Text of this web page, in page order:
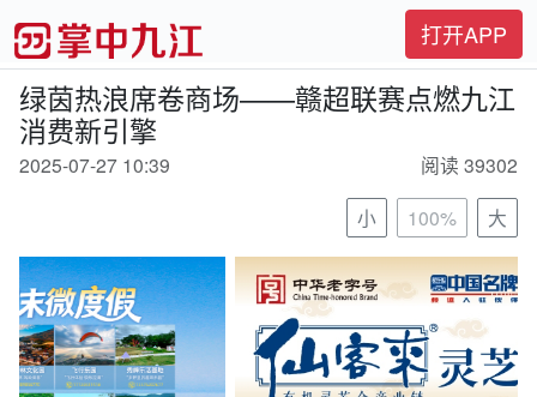
打开APP
绿茵热浪席卷商场——赣超联赛点燃九江
消费新引擎
2025-07-27 10:39
阅读 39302
小
100% 大